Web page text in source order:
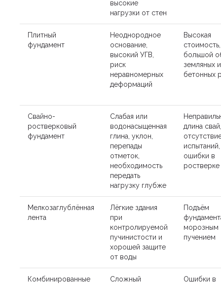
высокие
нагрузки от стен
Плитный
фундамент
Неоднородное
основание,
высокий УГВ,
риск
неравномерных
деформаций
Высокая
стоимость,
большой
земляных и
бетонных
Свайно-
ростверковый
фундамент
Слабая или
водонасыщенная
глина, уклон,
перепады
отметок,
необходимость
передать
нагрузку глубже
длина свай,
испытаний,
ошибки в
ростверке
Мелкозаглублённая
лента
Лёгкие здания
при
контролируемой
пучинистости и
хорошей защите
от воды
Подъём
морозным
пучением
Комбинированные
Сложный
Ошибки в